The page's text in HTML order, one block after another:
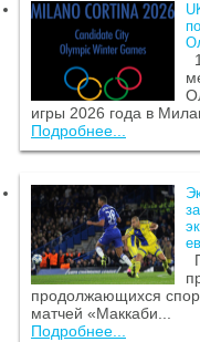
игры 2026 года в
Подробнее...
продолжающихся
матчей «Маккаби...
Подробнее...